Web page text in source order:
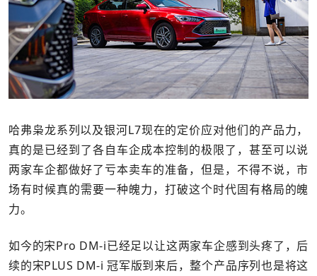
哈弗枭龙系列以及银河L7现在的定价应对他们的产品力，
真的是已经到了各自车企成本控制的极限了，甚至可以说
两家车企都做好了亏本卖车的准备，但是，不得不说，市
场有时候真的需要一种魄力，打破这个时代固有格局的魄
力。
如今的宋Pro DM-i已经足以让这两家车企感到头疼了，后
续的宋PLUS DM-i 冠军版到来后，整个产品序列也是将这